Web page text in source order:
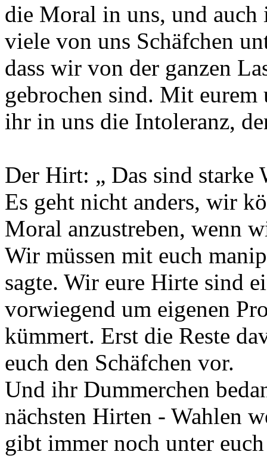
die Moral in uns, und auch
viele von uns Schäfchen
dass wir von der ganzen
gebrochen sind. Mit
ihr in uns die Intoleranz,
Der Hirt: „ Das sind starke
Es geht nicht anders, wir
Moral anzustreben, wenn
Wir müssen mit euch
sagte. Wir eure Hirte sind
vorwiegend um eigenen
kümmert. Erst die Reste
euch den Schäfchen vor.
Und ihr Dummerchen
nächsten Hirten - Wahlen
gibt immer noch unter